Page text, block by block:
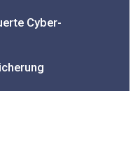
Cyber-